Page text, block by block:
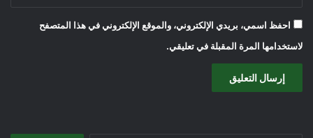
احفظ اسمي، بريدي الإلكتروني، والموقع الإلكتروني في هذا المتصفح
لاستخدامها المرة المقبلة في تعليقي.